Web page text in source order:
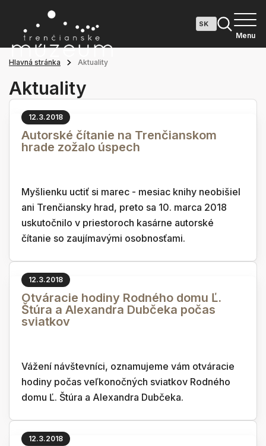
Menu
Hlavná stránka Aktuality
Aktuality
12.3.2018
Autorské čítanie na Trenčianskom
hrade zožalo úspech
Myšlienku uctiť si marec - mesiac knihy neobišiel
ani Trenčiansky hrad, preto sa 10. marca 2018
uskutočnilo v priestoroch kasárne autorské
čítanie so zaujímavými osobnosťami.
12.3.2018
Otváracie hodiny Rodného domu Ľ.
Štúra a Alexandra Dubčeka počas
sviatkov
Vážení návštevníci, oznamujeme vám otváracie
hodiny počas veľkonočných sviatkov Rodného
domu Ľ. Štúra a Alexandra Dubčeka.
12.3.2018